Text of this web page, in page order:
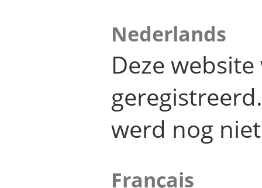
Nederlands
Deze
werd nog
Français